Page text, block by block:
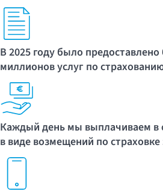
В 2025 году было предоставлено
миллионов услуг по
Каждый день мы выплачиваем в
в виде возмещений по страховке